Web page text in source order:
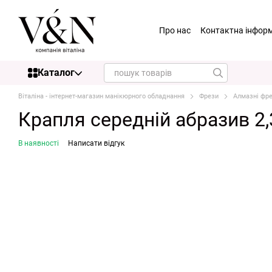
Перейти до основного контенту
Про нас Контактна
Каталог
Віталіна - інтернет-магазин манікюрного обладнання Фрези Алмазні
Крапля середній абразив
В наявності Написати відгук